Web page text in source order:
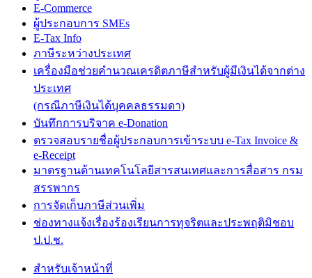
E-Commerce
ผู้ประกอบการ SMEs
E-Tax Info
ภาษีระหว่างประเทศ
เครื่องมือช่วยคำนวณเครดิตภาษีสำหรับผู้มีเงินได้จากต่าง
ประเทศ
(กรณีภาษีเงินได้บุคคลธรรมดา)
บันทึกการบริจาค e-Donation
ตรวจสอบรายชื่อผู้ประกอบการเข้าระบบ e-Tax Invoice &
e-Receipt
มาตรฐานด้านเทคโนโลยีสารสนเทศและการสื่อสาร กรม
สรรพากร
การจัดเก็บภาษีส่วนเพิ่ม
ช่องทางแจ้งเรื่องร้องเรียนการทุจริตและประพฤติมิชอบ
ป.ป.ช.
สำหรับเจ้าหน้าที่